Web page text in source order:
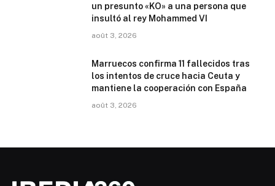
un presunto «KO» a una persona que
insultó al rey Mohammed VI
août 3, 2026
Marruecos confirma 11 fallecidos tras
los intentos de cruce hacia Ceuta y
mantiene la cooperación con España
août 3, 2026